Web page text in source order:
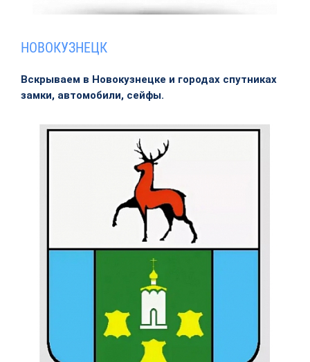
НОВОКУЗНЕЦК
Вскрываем в Новокузнецке и городах спутниках
замки, автомобили, сейфы.